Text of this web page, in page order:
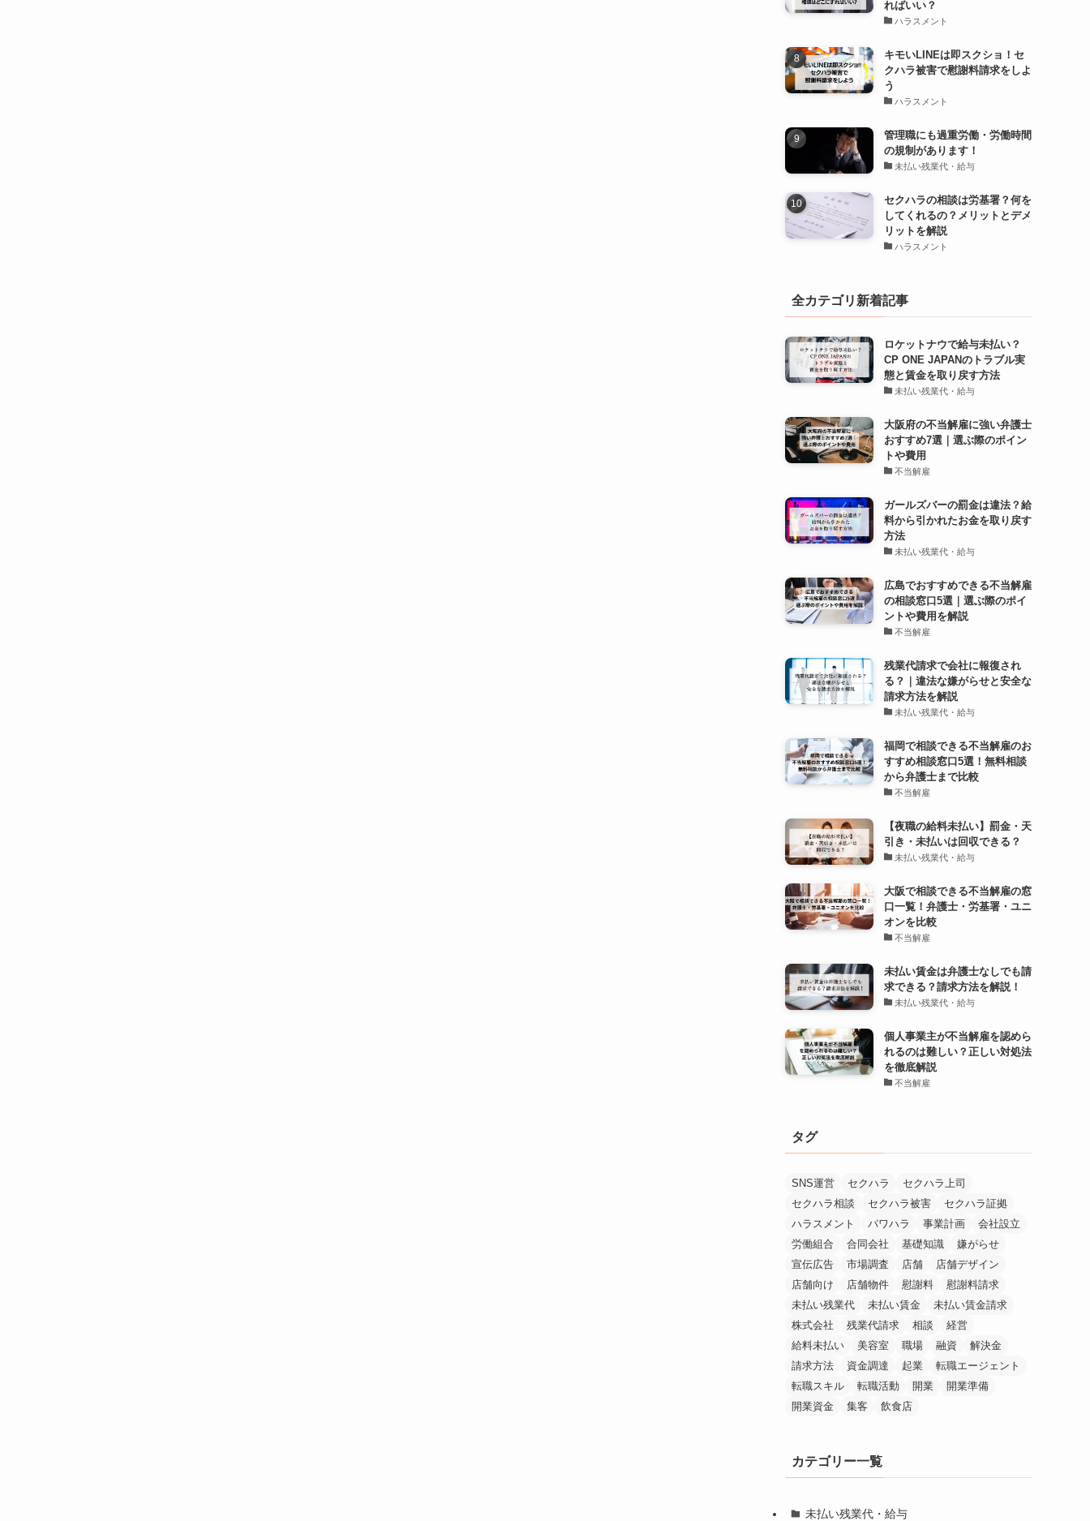
ればいい？
ハラスメント
キモいLINEは即スクショ！セ
クハラ被害で慰謝料請求をしよ
う
ハラスメント
管理職にも過重労働・労働時間
の規制があります！
未払い残業代・給与
セクハラの相談は労基署？何を
してくれるの？メリットとデメ
リットを解説
ハラスメント
全カテゴリ新着記事
ロケットナウで給与未払い？
CP ONE JAPANのトラブル実
態と賃金を取り戻す方法
未払い残業代・給与
大阪府の不当解雇に強い弁護士
おすすめ7選｜選ぶ際のポイン
トや費用
不当解雇
ガールズバーの罰金は違法？給
料から引かれたお金を取り戻す
方法
未払い残業代・給与
広島でおすすめできる不当解雇
の相談窓口5選｜選ぶ際のポイ
ントや費用を解説
不当解雇
残業代請求で会社に報復され
る？｜違法な嫌がらせと安全な
請求方法を解説
未払い残業代・給与
福岡で相談できる不当解雇のお
すすめ相談窓口5選！無料相談
から弁護士まで比較
不当解雇
【夜職の給料未払い】罰金・天
引き・未払いは回収できる？
未払い残業代・給与
大阪で相談できる不当解雇の窓
口一覧！弁護士・労基署・ユニ
オンを比較
不当解雇
未払い賃金は弁護士なしでも請
求できる？請求方法を解説！
未払い残業代・給与
個人事業主が不当解雇を認めら
れるのは難しい？正しい対処法
を徹底解説
不当解雇
タグ
SNS運営 セクハラ
セクハラ上司
セクハラ相談
セクハラ被害
セクハラ証拠
ハラスメント
パワハラ 事業計画
会社設立
労働組合
合同会社 基礎知識
嫌がらせ
宣伝広告
市場調査 店舗
店舗デザイン
店舗向け
店舗物件 慰謝料
慰謝料請求
未払い残業代
未払い賃金
未払い賃金請求
株式会社
残業代請求 相談
経営
給料未払い
美容室 職場 融資
解決金
請求方法
資金調達 起業
転職エージェント
転職スキル
転職活動 開業
開業準備
開業資金
集客 飲食店
カテゴリー一覧
未払い残業代・給与